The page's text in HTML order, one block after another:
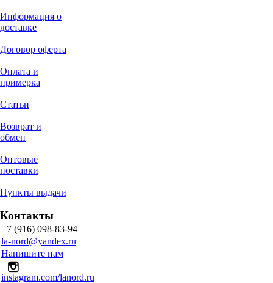
Информация о
доставке
Договор оферта
Оплата и
примерка
Статьи
Возврат и
обмен
Оптовые
поставки
Пункты выдачи
Контакты
+7 (916) 098-83-94
la-nord@yandex.ru
Напишите нам
instagram.com/lanord.ru